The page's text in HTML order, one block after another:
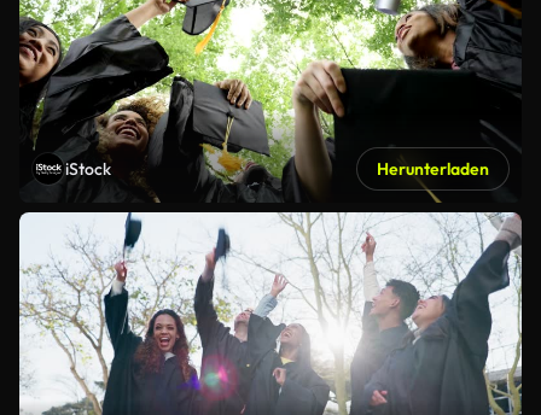
iStock Herunterladen